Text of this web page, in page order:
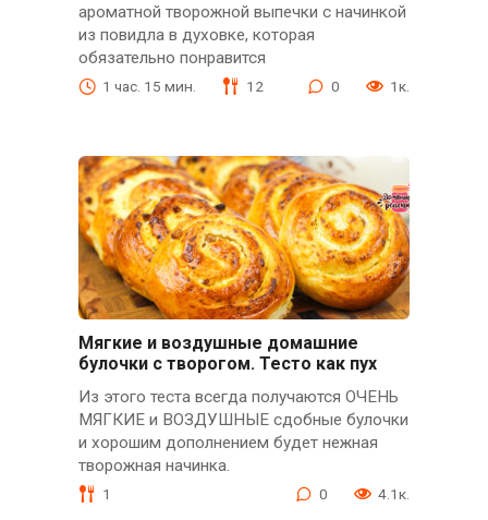
ароматной творожной выпечки с начинкой
из повидла в духовке, которая
обязательно понравится
1 час. 15 мин. 12 0 1к.
Мягкие и воздушные домашние
булочки с творогом. Тесто как пух
Из этого теста всегда получаются ОЧЕНЬ
МЯГКИЕ и ВОЗДУШНЫЕ сдобные булочки
и хорошим дополнением будет нежная
творожная начинка.
1 0 4.1к.